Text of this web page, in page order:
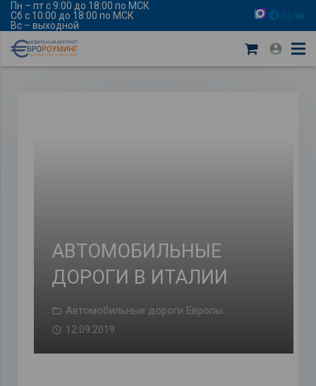
Пн – пт с 9:00 до 18:00 по МСК
Сб с 10:00 до 18:00 по МСК
Вс – выходной
АВТОМОБИЛЬНЫЕ
ДОРОГИ В ИТАЛИИ
Автомобильные дороги Европы
12.09.2019